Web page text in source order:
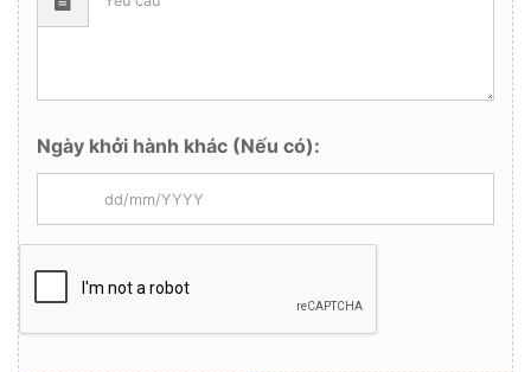
Ngày khởi hành khác (Nếu có):